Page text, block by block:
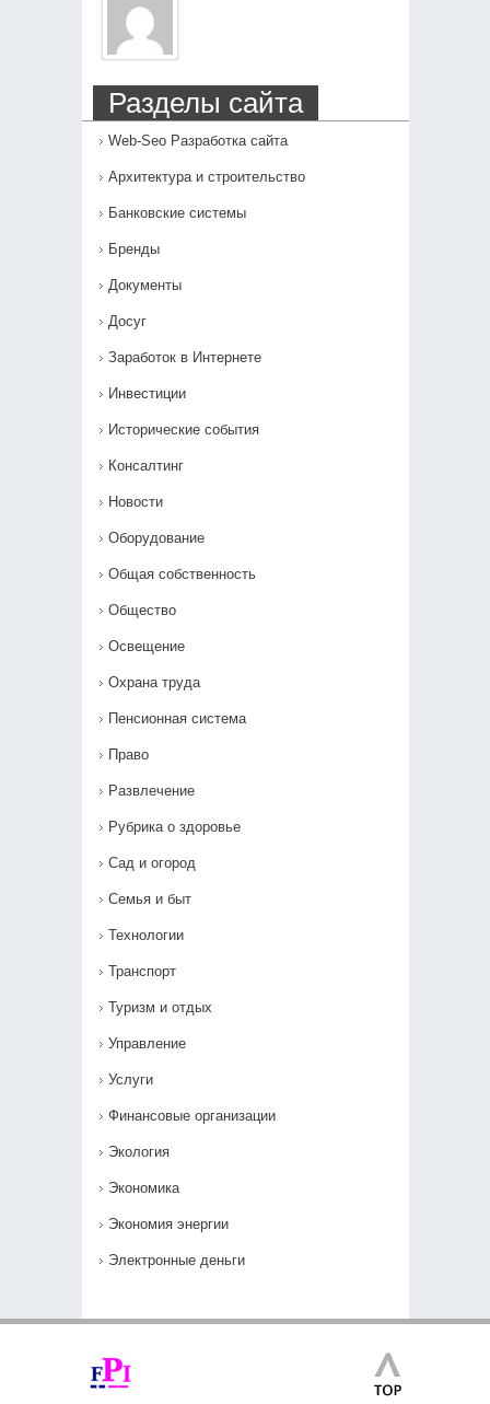
Разделы сайта
Web-Seo Разработка сайта
Архитектура и строительство
Банковские системы
Бренды
Документы
Досуг
Заработок в Интернете
Инвестиции
Исторические события
Консалтинг
Новости
Оборудование
Общая собственность
Общество
Освещение
Охрана труда
Пенсионная система
Право
Развлечение
Рубрика о здоровье
Сад и огород
Семья и быт
Технологии
Транспорт
Туризм и отдых
Управление
Услуги
Финансовые организации
Экология
Экономика
Экономия энергии
Электронные деньги